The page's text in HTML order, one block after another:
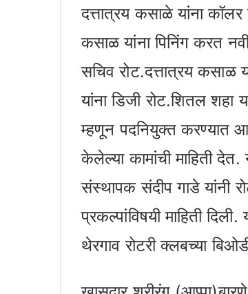
दत्तात्रय कसाळे यांना
कसाळ यांना पिनिंग करत
सचिव रोट.दत्तात्रय
यांना डिजी रोट.शितल शहा
म्हणून पदनियुक्त करण्यात
केलेल्या कामांची माहिती
संस्थापक संदीप गाडे यांनी
प्रकल्पांविषयी माहिती
थेरगाव रोटरी क्लबच्या